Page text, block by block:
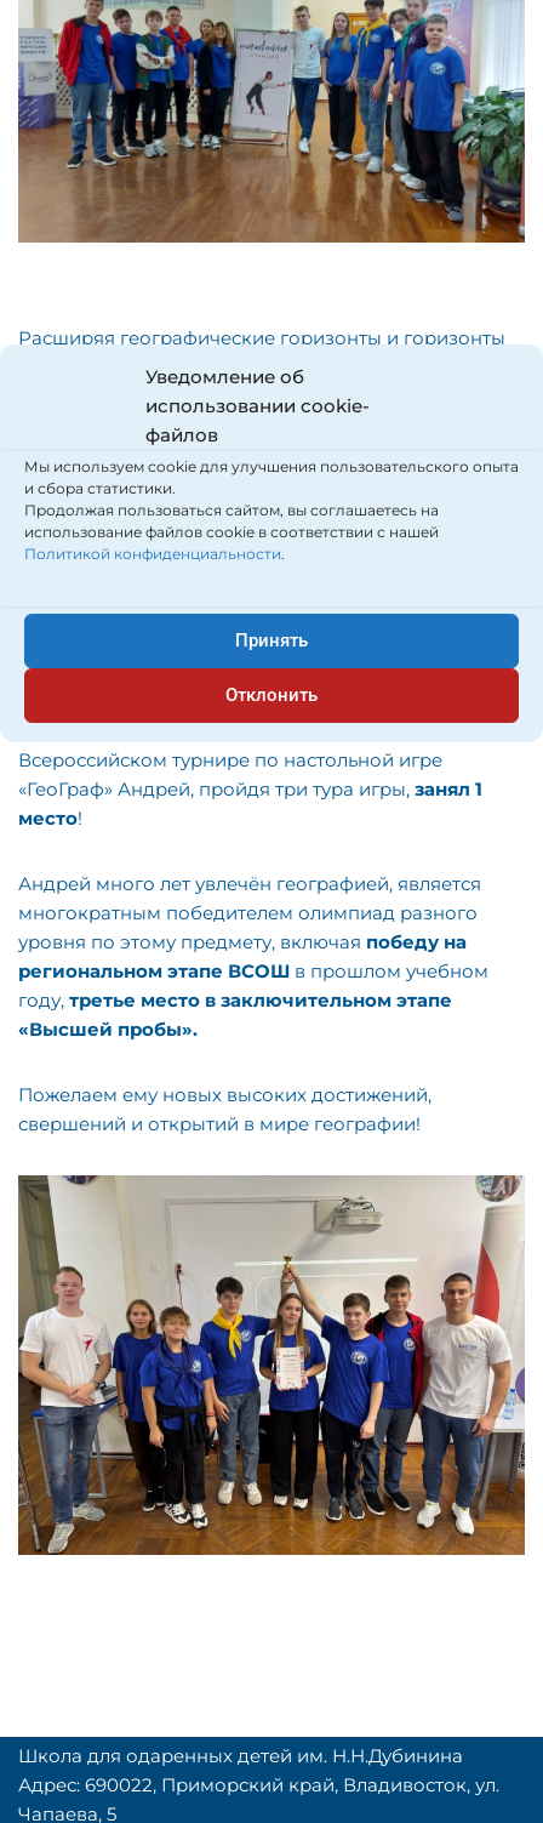
Уведомление об
использовании cookie-
файлов
Мы используем cookie для улучшения пользовательского опыта
и сбора статистики.
Продолжая пользоваться сайтом, вы соглашаетесь на
использование файлов cookie в соответствии с нашей
Политикой конфиденциальности.
Принять
Отклонить
Расширяя географические горизонты и горизонты
своих знаний, ученик 10А класса Кабанов Андрей
отправился от берегов Японского моря к берегам
Черного во Всероссийский детский центр
тематическая смена Русского географического
общества «Мир открытий».
Молодежного клуба РГО, где показывает себя очень
активным участником.
Так, на прошедшем в рамках этой смены I
Всероссийском турнире по настольной игре
«ГеоГраф» Андрей, пройдя три тура игры, занял 1
место!
Андрей много лет увлечён географией, является
многократным победителем олимпиад разного
уровня по этому предмету, включая победу на
региональном этапе ВСОШ в прошлом учебном
году, третье место в заключительном этапе
«Высшей пробы».
Пожелаем ему новых высоких достижений,
свершений и открытий в мире географии!
Школа для одаренных детей им. Н.Н.Дубинина
Адрес: 690022, Приморский край, Владивосток, ул.
Чапаева, 5